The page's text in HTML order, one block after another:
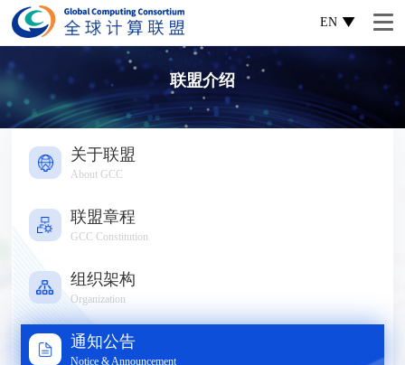
EN
联盟介绍
关于联盟
About GCC
联盟章程
GCC Constitution
组织架构
Organization
通知公告
Notice & Announcement